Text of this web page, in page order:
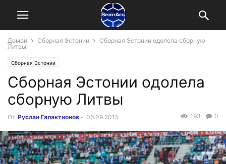
Домой Сборная Эстонии
Сборная Эстонии одолела сборную
Литвы
Сборная Эстонии
Сборная Эстонии одолела
сборную Литвы
От Руслан Галактионов - 06.09.2015 0
193